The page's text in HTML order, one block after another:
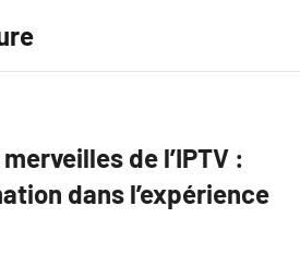
de l’IPTV :
dans l’expérience